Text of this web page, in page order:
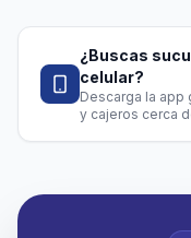
¿Buscas
celular?
Descarga la app
y cajeros cerca